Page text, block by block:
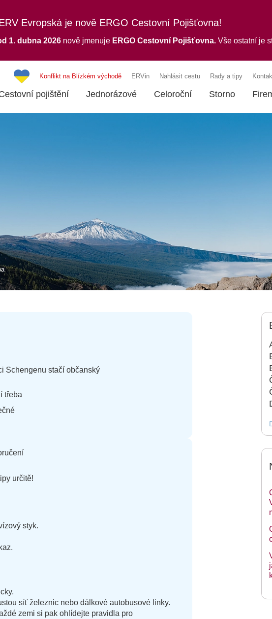
Evropská je nově ERGO Cestovní Pojišťovna!
1. dubna 2026 nově jmenuje ERGO Cestovní Pojišťovna.Vše ostatní je
Konflikt na Blízkém východě ERVin Nahlásit cestu Rady a tipy
pojištění Jednorázové Celoroční Storno
Schengenu stačí občanský
třeba
určitě!
styk.
síť železnic nebo dálkové autobusové linky.
zemi si pak ohlídejte pravidla pro